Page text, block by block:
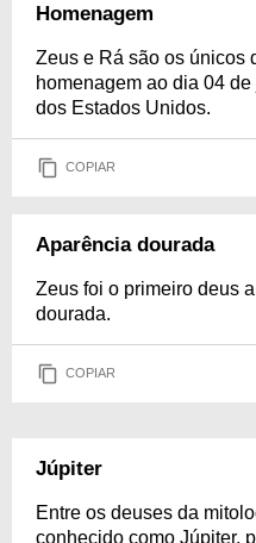
Homenagem
Zeus e Rá são os únicos
homenagem ao dia 04
dos Estados Unidos.
COPIAR
Aparência dourada
Zeus foi o primeiro deus
dourada.
COPIAR
Júpiter
Entre os deuses da
conhecido como Júpiter,